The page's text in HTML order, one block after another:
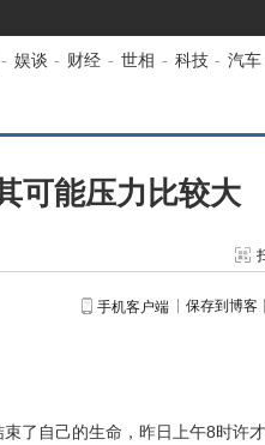
- 娱谈 - 财经 - 世相 - 科技 - 汽车
可能压力比较大
手机客户端 保存到博客
自己的生命，昨日上午8时许